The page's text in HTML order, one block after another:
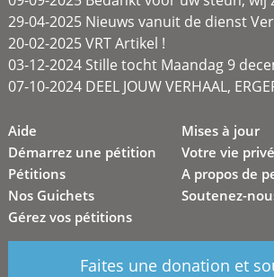
29-04-2025 Nieuws vanuit de dienst
20-02-2025 VRT Artikel !
03-12-2024 Stille tocht Maandag 9
07-10-2024 DEEL JOUW VERHAAL,
Aide
Démarrez une pétition
Pétitions
Nos Guichets
Gérez vos pétitions
Mises à jour
Votre vie privé
A propos de
Soutenez-
Faites une donation et